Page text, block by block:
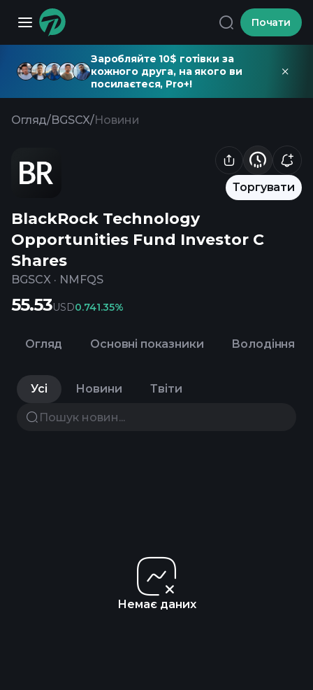
Почати
Заробляйте 10$ готівки за
кожного друга, на якого ви
посилаєтеся, Pro+!
Огляд/BGSCX/Новини
Торгувати
BlackRock Technology
Opportunities Fund Investor C
Shares
BGSCX · NMFQS
55.53USD0.741.35%
Огляд Основні показники Володіння
Усі Новини Твіти
Немає даних